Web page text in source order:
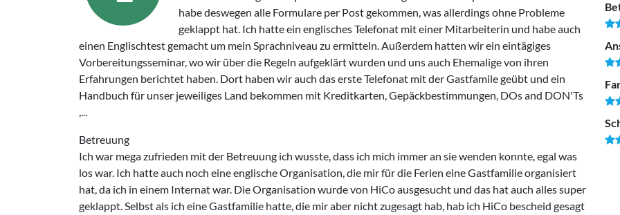
habe deswegen alle Formulare per Post gekommen, was allerdings ohne Probleme
geklappt hat. Ich hatte ein englisches Telefonat mit einer Mitarbeiterin und habe auch
einen Englischtest gemacht um mein Sprachniveau zu ermitteln. Außerdem hatten wir ein eintägiges
Vorbereitungsseminar, wo wir über die Regeln aufgeklärt wurden und uns auch Ehemalige von ihren
Erfahrungen berichtet haben. Dort haben wir auch das erste Telefonat mit der Gastfamile geübt und ein
Handbuch für unser jeweiliges Land bekommen mit Kreditkarten, Gepäckbestimmungen, DOs and DON'Ts
,...
Betreuung
Ich war mega zufrieden mit der Betreuung ich wusste, dass ich mich immer an sie wenden konnte, egal was
los war. Ich hatte auch noch eine englische Organisation, die mir für die Ferien eine Gastfamilie organisiert
hat, da ich in einem Internat war. Die Organisation wurde von HiCo ausgesucht und das hat auch alles super
geklappt. Selbst als ich eine Gastfamilie hatte, die mir aber nicht zugesagt hab, hab ich HiCo bescheid gesagt